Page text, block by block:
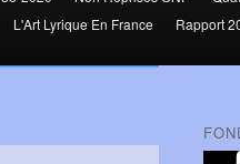
L'Art Lyrique En France Rapport